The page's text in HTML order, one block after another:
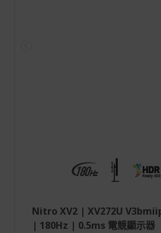
Nitro XV2 | XV272U
| 180Hz | 0.5ms 電競顯示器